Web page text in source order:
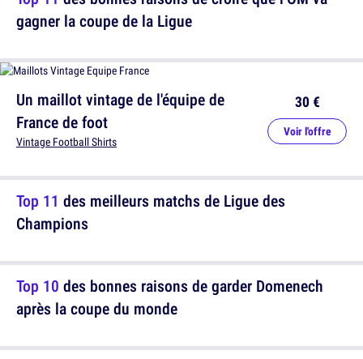
Un maillot vintage de l'équipe de
France de foot
Vintage Football Shirts
30 €
Voir l'offre
Top 10 des bonnes raisons de garder Domenech
après la coupe du monde
gagner la coupe de la Ligue
Top 11 des meilleurs matchs de Ligue des
Champions